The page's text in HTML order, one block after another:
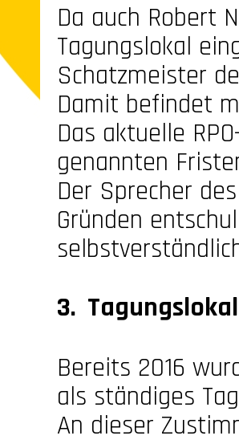
Da auch Robert
Tagungslokal
Schatzmeister
Damit befindet
Das aktuelle
genannten
Der Sprecher
Gründen
3. Tagungslokal
Bereits 2016
als ständiges
An dieser